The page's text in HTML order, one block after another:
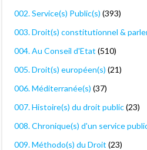
002. Service(s) Public(s) (393)
003. Droit(s) constitutionnel &
004. Au Conseil d'Etat (510)
005. Droit(s) européen(s) (21)
006. Méditerranée(s) (37)
007. Histoire(s) du droit public(23)
008. Chronique(s) d'un service
009. Méthodo(s) du Droit (23)